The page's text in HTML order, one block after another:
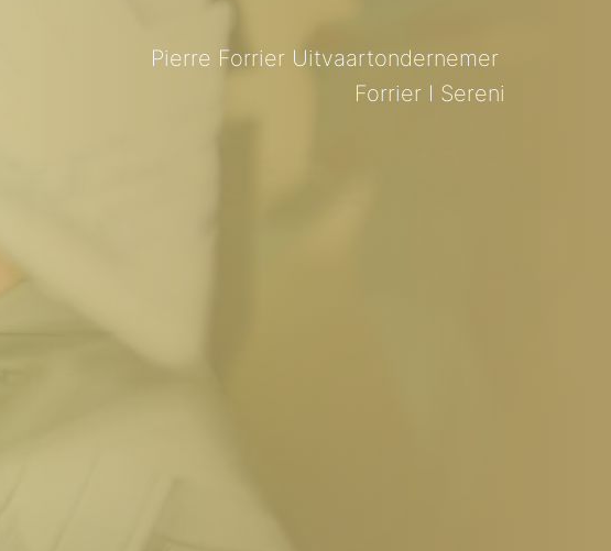
Pierre Forrier Uitvaartondernemer
Forrier I Sereni